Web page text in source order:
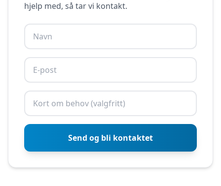
hjelp med, så tar vi kontakt.
Send og bli kontaktet